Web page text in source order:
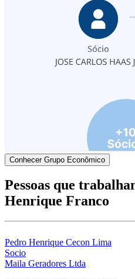
Conhecer Grupo Econômico
Pessoas que
Henrique Franco
Pedro Henrique Cecon Lima
Socio
Maila Geradores Ltda